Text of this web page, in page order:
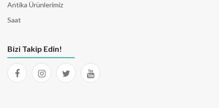
Antika Ürünlerimiz
Saat
Bizi Takip Edin!